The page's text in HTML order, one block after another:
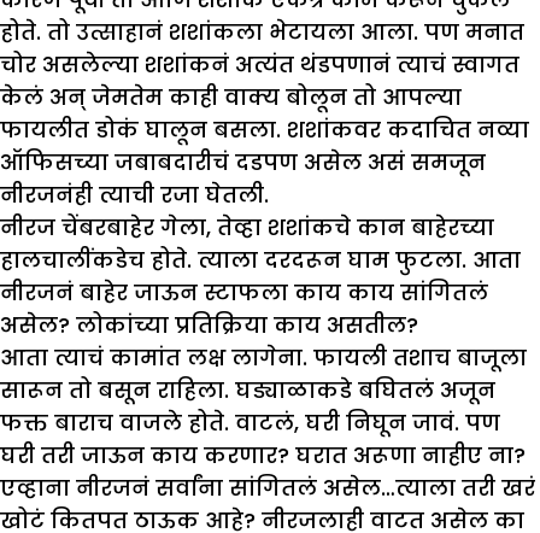
होते. तो उत्साहानं शशांकला भेटायला आला. पण मनात
चोर असलेल्या शशांकनं अत्यंत थंडपणानं त्याचं स्वागत
केलं अन् जेमतेम काही वाक्य बोलून तो आपल्या
फायलीत डोकं घालून बसला. शशांकवर कदाचित नव्या
ऑफिसच्या जबाबदारीचं दडपण असेल असं समजून
नीरजनंही त्याची रजा घेतली.
नीरज चेंबरबाहेर गेला, तेव्हा शशांकचे कान बाहेरच्या
हालचालींकडेच होते. त्याला दरदरून घाम फुटला. आता
नीरजनं बाहेर जाऊन स्टाफला काय काय सांगितलं
असेल? लोकांच्या प्रतिक्रिया काय असतील?
आता त्याचं कामांत लक्ष लागेना. फायली तशाच बाजूला
सारून तो बसून राहिला. घड्याळाकडे बघितलं अजून
फक्त बाराच वाजले होते. वाटलं, घरी निघून जावं. पण
घरी तरी जाऊन काय करणार? घरात अरूणा नाहीए ना?
एव्हाना नीरजनं सर्वांना सांगितलं असेल…त्याला तरी खरं
खोटं कितपत ठाऊक आहे? नीरजलाही वाटत असेल का